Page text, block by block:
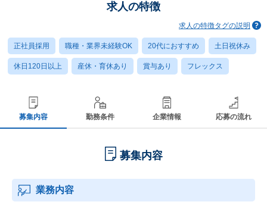
求人の特徴
求人の特徴タグの説明
正社員採用 職種・業界未経験OK 20代におすすめ 土日祝休み
休日120日以上 産休・育休あり 賞与あり フレックス
募集内容 勤務条件 企業情報 応募の流れ
募集内容
業務内容